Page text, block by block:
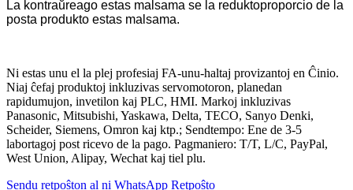
La kontraŭreago estas malsama se la reduktoproporcio de la
posta produkto estas malsama.
Ni estas unu el la plej profesiaj FA-unu-haltaj provizantoj en Ĉinio.
Niaj ĉefaj produktoj inkluzivas servomotoron, planedan
rapidumujon, invetilon kaj PLC, HMI. Markoj inkluzivas
Panasonic, Mitsubishi, Yaskawa, Delta, TECO, Sanyo Denki,
Scheider, Siemens, Omron kaj ktp.; Sendtempo: Ene de 3-5
labortagoj post ricevo de la pago. Pagmaniero: T/T, L/C, PayPal,
West Union, Alipay, Wechat kaj tiel plu.
Sendu retpoŝton al ni WhatsApp Retpoŝto